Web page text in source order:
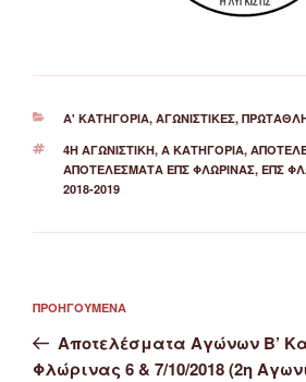
ΚΑΤΗΓΟΡΊΕΣ
Α' ΚΑΤΗΓΟΡΊΑ, ΑΓΩΝΙΣΤΙΚΈΣ,
ΕΤΙΚΈΤΕΣ
4Η ΑΓΩΝΙΣΤΙΚΉ, Α ΚΑΤΗΓΟΡΊΑ,
ΑΠΟΤΕΛΈΣΜΑΤΑ ΕΠΣ ΦΛΏΡΙΝΑΣ, ΕΠΣ
2018-2019
άρθρων
Προηγούμενο
άρθρο
ΠΡΟΗΓΟΎΜΕΝΑ
Αποτελέσματα Αγώνων Β’
Φλώρινας 6 & 7/10/2018 (2η